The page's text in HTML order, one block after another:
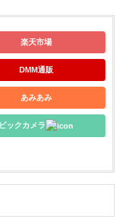
楽天市場
DMM通販
あみあみ
ビックカメラ